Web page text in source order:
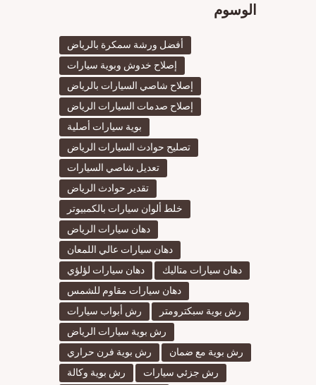
الوسوم
أفضل ورشة سمكرة بالرياض
إصلاح خدوش وبوية سيارات
إصلاح شاصي السيارات بالرياض
إصلاح صدمات السيارات الرياض
بوية سيارات أصلية
تصليح حوادث السيارات الرياض
تعديل شاصي السيارات
تقدير حوادث الرياض
خلط ألوان سيارات بالكمبيوتر
دهان سيارات الرياض
دهان سيارات عالي اللمعان
دهان سيارات لؤلؤي
دهان سيارات متاليك
دهان سيارات مقاوم للشمس
رش أبواب سيارات
رش بوية سبكترومتر
رش بوية سيارات الرياض
رش بوية فرن حراري
رش بوية مع ضمان
رش بوية وكالة
رش جزئي سيارات